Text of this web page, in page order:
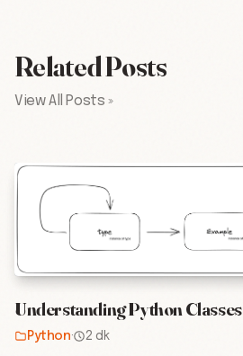
Related Posts
View All Posts »
Understanding Python Classes
Python· 2 dk